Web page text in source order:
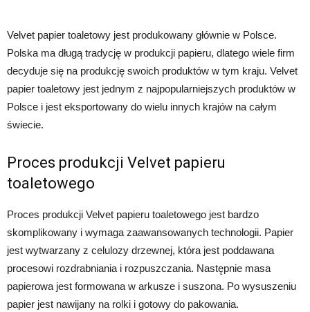
Velvet papier toaletowy jest produkowany głównie w Polsce.
Polska ma długą tradycję w produkcji papieru, dlatego wiele firm
decyduje się na produkcję swoich produktów w tym kraju. Velvet
papier toaletowy jest jednym z najpopularniejszych produktów w
Polsce i jest eksportowany do wielu innych krajów na całym
świecie.
Proces produkcji Velvet papieru
toaletowego
Proces produkcji Velvet papieru toaletowego jest bardzo
skomplikowany i wymaga zaawansowanych technologii. Papier
jest wytwarzany z celulozy drzewnej, która jest poddawana
procesowi rozdrabniania i rozpuszczania. Następnie masa
papierowa jest formowana w arkusze i suszona. Po wysuszeniu
papier jest nawijany na rolki i gotowy do pakowania.